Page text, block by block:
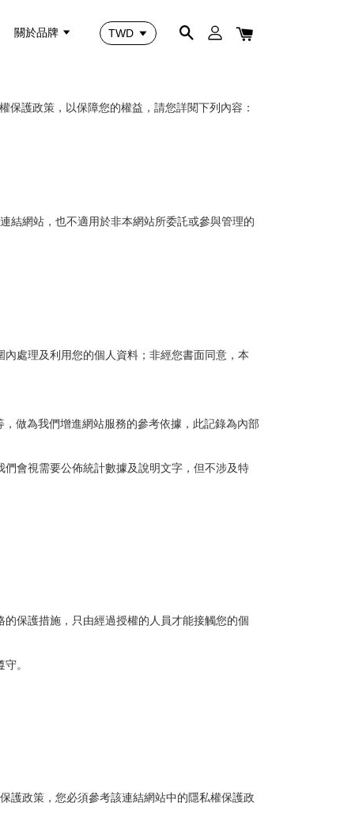
關於品牌
護政策，以保障您的權益，請您詳閱下列內容：
結網站，也不適用於非本網站所委託或參與管理的
處理及利用您的個人資料；非經您書面同意，本
做為我們增進網站服務的參考依據，此記錄為內部
會視需要公佈統計數據及說明文字，但不涉及特
保護措施，只由經過授權的人員才能接觸您的個
。
護政策，您必須參考該連結網站中的隱私權保護政